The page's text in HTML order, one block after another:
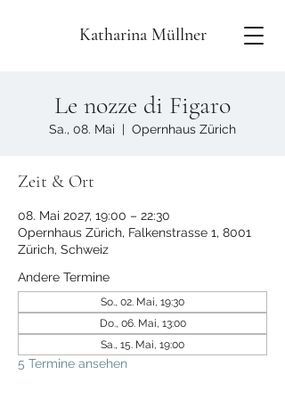
Katharina Müllner
Le nozze di Figaro
Sa., 08. Mai
  |
Opernhaus Zürich
Zeit & Ort
08. Mai 2027, 19:00 – 22:30
Opernhaus Zürich, Falkenstrasse 1, 8001
Zürich, Schweiz
Andere Termine
So., 02. Mai, 19:30
Do., 06. Mai, 13:00
Sa., 15. Mai, 19:00
5 Termine ansehen